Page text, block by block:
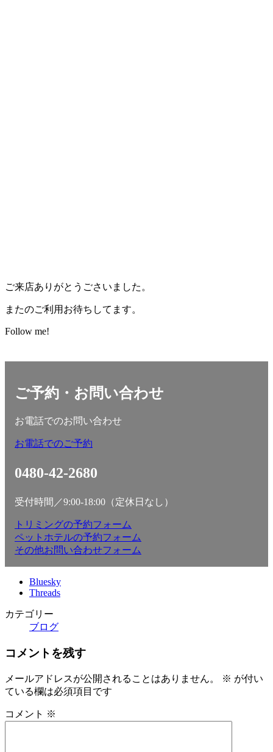
ご来店ありがとうごさいました。
またのご利用お待ちしてます。
Follow me!
ご予約・お問い合わせ
お電話でのお問い合わせ
お電話でのご予約
0480-42-2680
受付時間／9:00-18:00（定休日なし）
トリミングの予約フォーム
ペットホテルの予約フォーム
その他お問い合わせフォーム
Bluesky
Threads
カテゴリー
ブログ
コメントを残す
メールアドレスが公開されることはありません。 ※ が付い
ている欄は必須項目です
コメント ※